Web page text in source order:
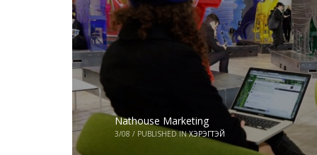
Nathouse Marketing
3/08 / PUBLISHED IN ХЭРЭГТЭЙ